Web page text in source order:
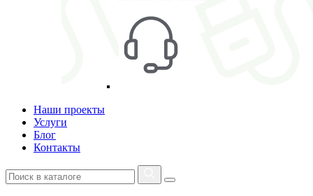
Наши проекты
Услуги
Блог
Контакты